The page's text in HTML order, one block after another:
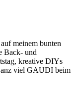
meinem bunten
Back- und
kreative DIYs
viel GAUDI beim